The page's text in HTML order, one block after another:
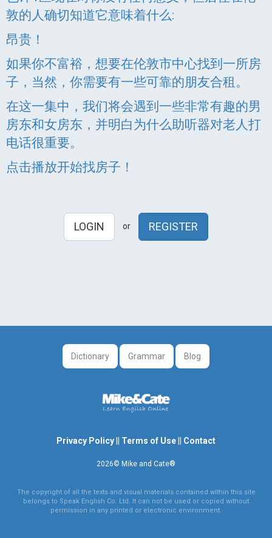
敦的人确切知道它意味着什么:
昂贵！
如果你不富裕，想要在伦敦市中心找到一所房
子，当然，你需要有一些可靠的朋友合租。
在这一集中，我们将会遇到一些非常有趣的男
房东和女房东，并明白为什么助听器对老人打
电话很重要。
点击播放开始找房子！
LOGIN or REGISTER
Dictionary Grammar Blog
Privacy Policy Terms of Use Contact
2026© Mike and Cate®
The copyright of all the texts and visual materials contained within this site
belongs to Speak English Co. Ltd. It can not be used or copied without
permission in any printed or electronic environment.